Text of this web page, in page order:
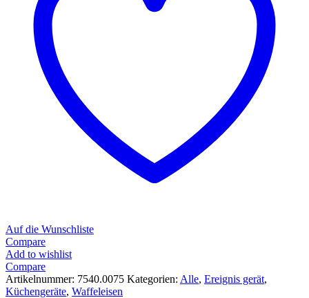
Auf die Wunschliste
Compare
Add to wishlist
Compare
Artikelnummer: 7540.0075 Kategorien: Alle, Ereignis gerät,
Küchengeräte, Waffeleisen